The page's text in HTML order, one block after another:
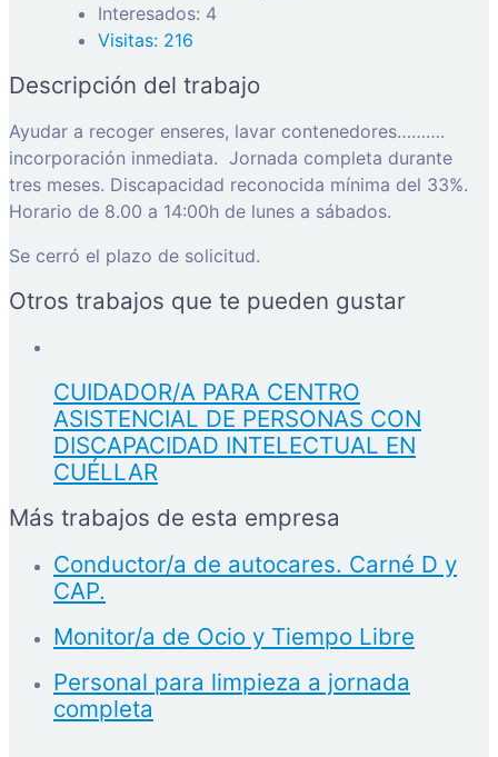
Interesados: 4
Visitas: 216
Descripción del trabajo
Ayudar a recoger enseres, lavar contenedores……….
incorporación inmediata. Jornada completa durante
tres meses. Discapacidad reconocida mínima del 33%.
Horario de 8.00 a 14:00h de lunes a sábados.
Se cerró el plazo de solicitud.
Otros trabajos que te pueden gustar
CUIDADOR/A PARA CENTRO
ASISTENCIAL DE PERSONAS CON
DISCAPACIDAD INTELECTUAL EN
CUÉLLAR
Más trabajos de esta empresa
Conductor/a de autocares. Carné D y
CAP.
Monitor/a de Ocio y Tiempo Libre
Personal para limpieza a jornada
completa